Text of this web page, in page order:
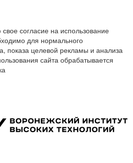
согласие на использование
для нормального
показа целевой рекламы и анализа
сайта обрабатывается